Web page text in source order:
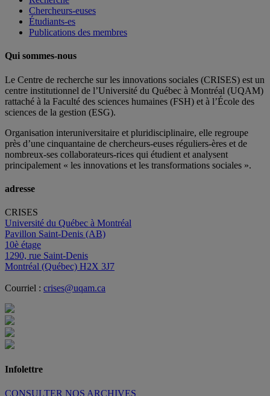
Chercheurs-euses
Étudiants-es
Publications des membres
Qui sommes-nous
Le Centre de recherche sur les innovations sociales (CRISES) est un
centre institutionnel de l’Université du Québec à Montréal (UQAM)
rattaché à la Faculté des sciences humaines (FSH) et à l’École des
sciences de la gestion (ESG).
Organisation interuniversitaire et pluridisciplinaire, elle regroupe
près d’une cinquantaine de chercheurs-euses réguliers-ères et de
nombreux-ses collaborateurs-rices qui étudient et analysent
principalement « les innovations et les transformations sociales ».
adresse
CRISES
Université du Québec à Montréal
Pavillon Saint-Denis (AB)
10è étage
1290, rue Saint-Denis
Montréal (Québec) H2X 3J7
Courriel : crises@uqam.ca
Infolettre
CONSULTER NOS ARCHIVES